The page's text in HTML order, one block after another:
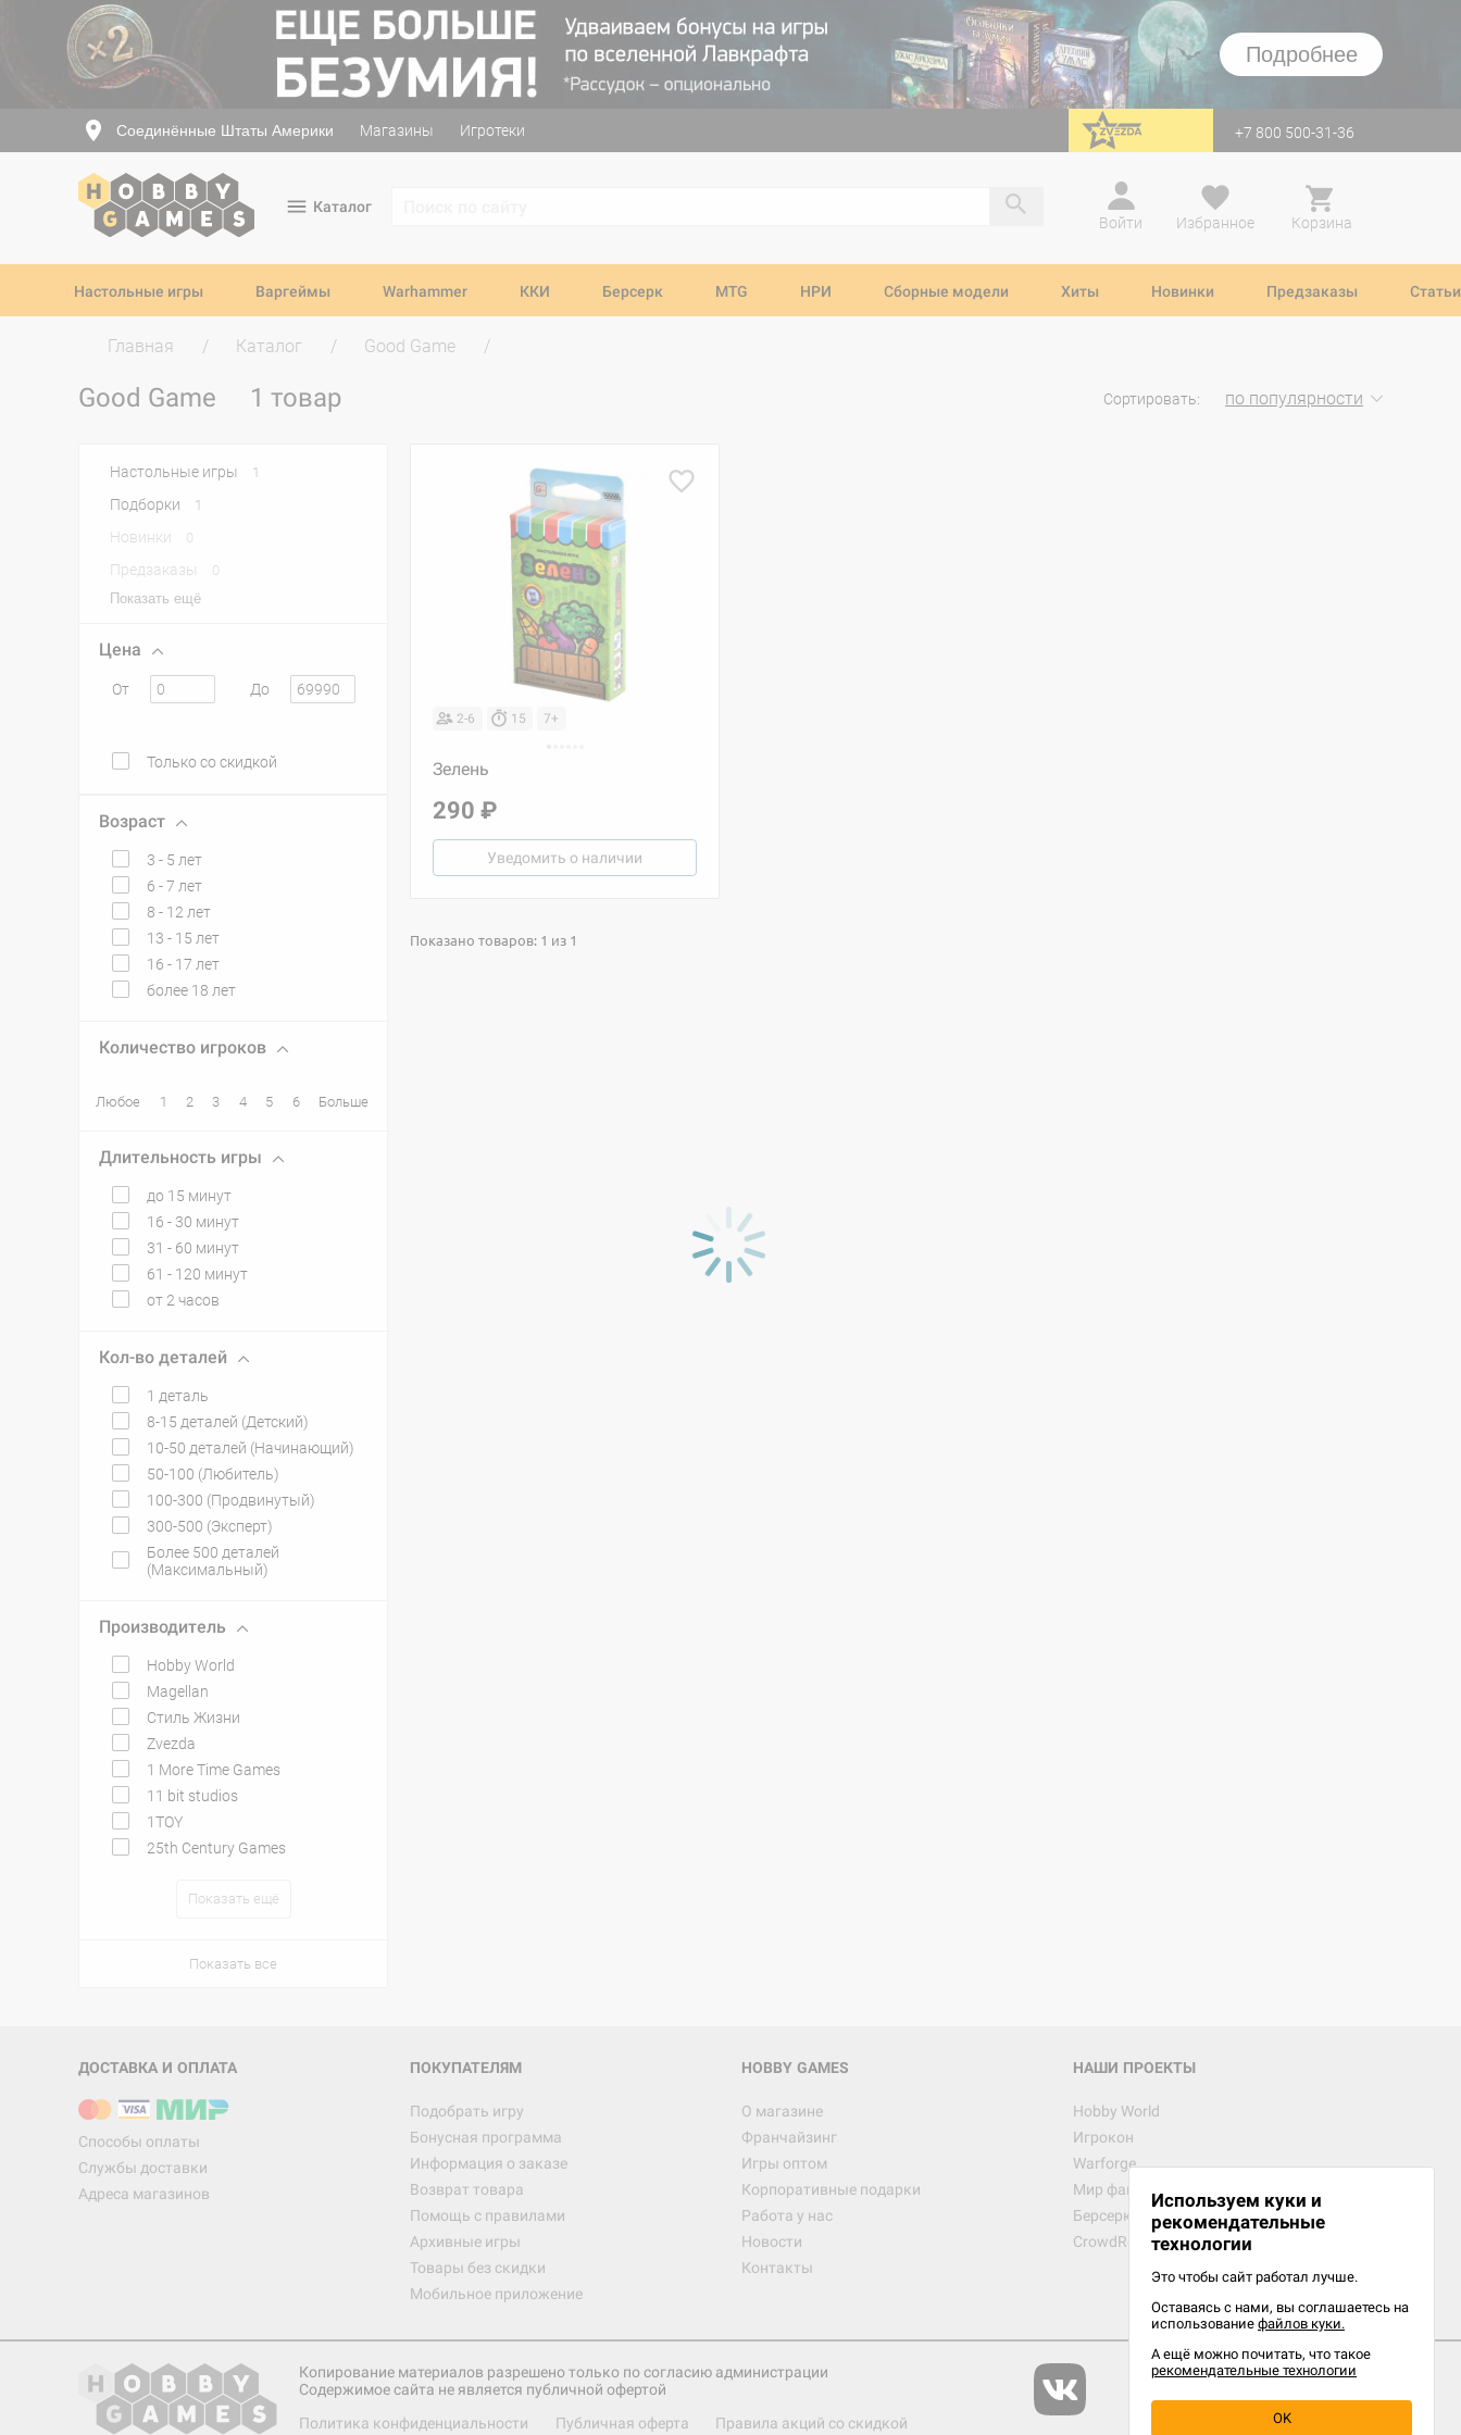
Подробнее
Соединённые Штаты Америки Магазины Игротеки перейти на Zvezda +7 800 500-31-36
Каталог
Войти
Избранное Корзина
Настольные игры Варгеймы Warhammer ККИ Берсерк MTG НРИ Сборные модели Хиты Новинки Предзаказы Статьи
Главная Каталог Good Game
Good Game 1 товар Сортировать: по популярности
Настольные игры 1
Подборки 1
Новинки 0
Предзаказы
0
Показать ещё
Цена
От До
Только со скидкой
Возраст
3 - 5 лет
6 - 7 лет
8 - 12 лет
13 - 15 лет
16 - 17 лет
более 18 лет
Количество игроков
Любое 1 2 3 4 5 6 Больше
Длительность игры
до 15 минут
16 - 30 минут
31 - 60 минут
61 - 120 минут
от 2 часов
Кол-во деталей
1 деталь
8-15 деталей (Детский)
10-50 деталей (Начинающий)
50-100 (Любитель)
100-300 (Продвинутый)
300-500 (Эксперт)
Более 500 деталей
(Максимальный)
Производитель
Hobby World
Magellan
Стиль Жизни
Zvezda
1 More Time Games
11 bit studios
1TOY
25th Century Games
Показать ещё
Показать все
2-6 15 7+
Зелень
290 ₽
Уведомить о наличии
Показано товаров: 1 из 1
ДОСТАВКА И ОПЛАТА
Способы оплаты
Службы доставки
Адреса магазинов
ПОКУПАТЕЛЯМ
Подобрать игру
Бонусная программа
Информация о заказе
Возврат товара
Помощь с правилами
Архивные игры
Товары без скидки
Мобильное приложение
HOBBY GAMES
О магазине
Франчайзинг
Игры оптом
Корпоративные подарки
Работа у нас
Новости
Контакты
НАШИ ПРОЕКТЫ
Hobby World
Игрокон
Warforge
Мир фантастики
Берсерк
CrowdRepublic
Копирование материалов разрешено только по согласию администрации
Содержимое сайта не является публичной офертой
Политика конфиденциальности
Публичная оферта Правила акций со скидкой
Используем куки и
рекомендательные
технологии
Это чтобы сайт работал лучше.
Оставаясь с нами, вы соглашаетесь на
использование файлов куки.
А ещё можно почитать, что такое
рекомендательные технологии
OK